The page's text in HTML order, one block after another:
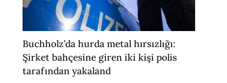
Buchholz’da hurda metal hırsızlığı:
Şirket bahçesine giren iki kişi polis
tarafından yakaland